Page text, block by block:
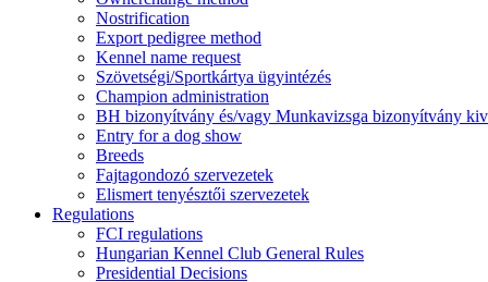
Nostrification
Export pedigree method
Kennel name request
Szövetségi/Sportkártya ügyintézés
Champion administration
BH bizonyítvány és/vagy Munkavizsga bizonyítvány
Entry for a dog show
Breeds
Fajtagondozó szervezetek
Elismert tenyésztői szervezetek
Regulations
FCI regulations
Hungarian Kennel Club General Rules
Presidential Decisions